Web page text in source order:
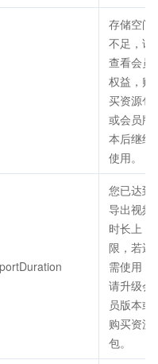
存储空间
不足，请
查看会员
权益，购
买资源包
或会员版
本后继续
使用。
您已达到
导出视频
时长上
限，若还
需使用，
请升级会
员版本或
购买资源
包。